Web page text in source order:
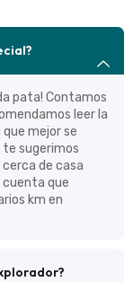
pata! Contamos
leer la
mejor se
te sugerimos
de casa
que
km en